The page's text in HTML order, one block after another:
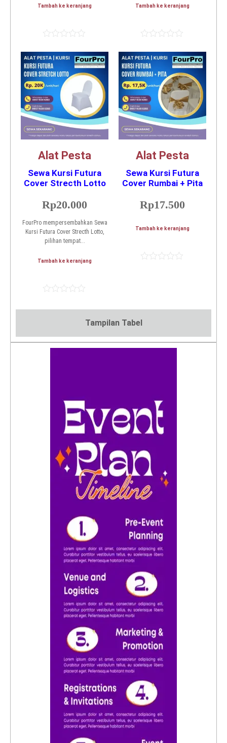
Tampilan Tabel
Tambah ke keranjang
0
dari
5
Tambah ke keranjang
0
dari
5
Alat Pesta
Sewa Kursi Futura
Cover Strecth Lotto
Rp20.000
FourPro mempersembahkan Sewa
Kursi Futura Cover Strecth Lotto,
pilihan tempat...
Tambah ke keranjang
0
Alat Pesta
Sewa Kursi Futura
Cover Rumbai + Pita
Rp17.500
Tambah ke keranjang